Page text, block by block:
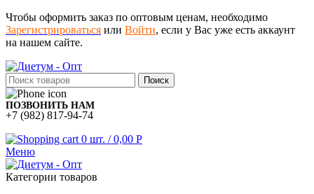
Чтобы оформить заказ по оптовым ценам, необходимо
Зарегистрироваться или Войти, если у Вас уже есть аккаунт
на нашем сайте.
Поиск
ПОЗВОНИТЬ НАМ
+7 (982) 817-94-74
0 шт. / 0,00 Р
Меню
Категории товаров